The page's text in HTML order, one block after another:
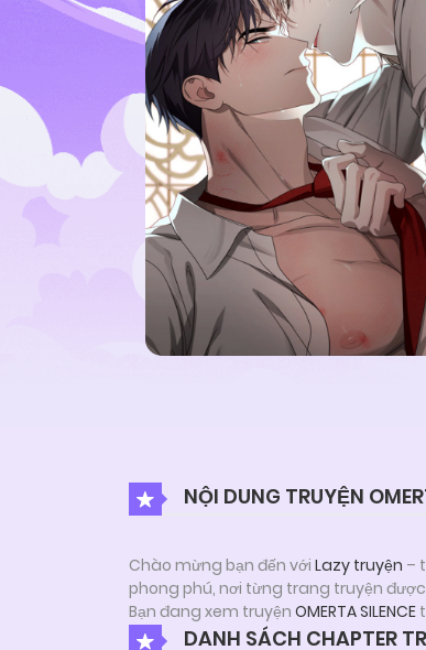
NỘI DUNG TRUYỆN
Chào mừng bạn đến với Lazy truyện –
phong phú, nơi từng trang truyện
Bạn đang xem truyện OMERTA SILENCE
DANH SÁCH CHAPTER